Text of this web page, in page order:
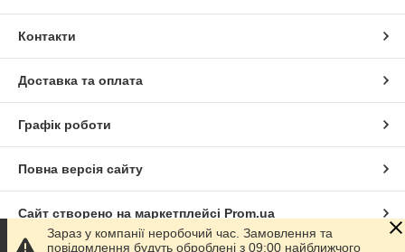
Контакти
Доставка та оплата
Графік роботи
Повна версія сайту
Сайт створено на маркетплейсі Prom.ua
Зараз у компанії неробочий час. Замовлення та
повідомлення будуть оброблені з 09:00 найближчого